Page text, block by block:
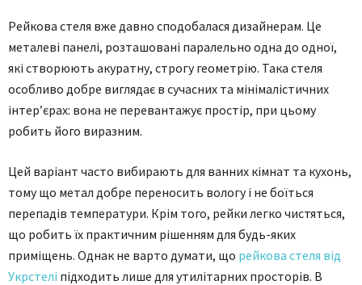
Рейкова стеля вже давно сподобалася дизайнерам. Це
металеві панелі, розташовані паралельно одна до одної,
які створюють акуратну, строгу геометрію. Така стеля
особливо добре виглядає в сучасних та мінімалістичних
інтер’єрах: вона не перевантажує простір, при цьому
робить його виразним.
Цей варіант часто вибирають для ванних кімнат та кухонь,
тому що метал добре переносить вологу і не боїться
перепадів температури. Крім того, рейки легко чистяться,
що робить їх практичним рішенням для будь-яких
приміщень. Однак не варто думати, що рейкова стеля від
Укрстелі підходить лише для утилітарних просторів. В